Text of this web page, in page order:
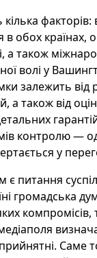
факторів:
в обох країнах,
а також
волі у
залежить від
а також від
контролю —
у
питання
громадська
Саме